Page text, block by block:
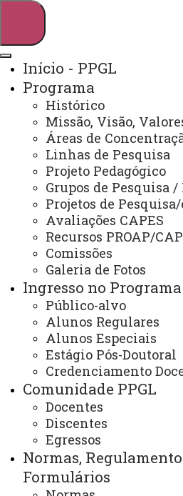
Webmail Sistemas
Arquivo Virtual
Início - PPGL
Programa
Histórico
Missão, Visão,
Áreas de
Linhas de Pesquisa
Projeto Pedagógico
Grupos de Pesquisa /
Projetos de
Avaliações CAPES
Recursos PROAP/
Comissões
Galeria de Fotos
Ingresso no Programa
Público-alvo
Alunos Regulares
Alunos Especiais
Estágio Pós-Doutoral
Credenciamento
Comunidade PPGL
Docentes
Discentes
Egressos
Normas,
Formulários
Mestrado e
EDITAL Nº 011/
INSCRIÇÃO DE
REGULARES DO
PÓS-GRADUAÇÃO
NÍVEL DE
CONCENTRAÇÃO
LINGUAGEM E
INTERESSADOS EM